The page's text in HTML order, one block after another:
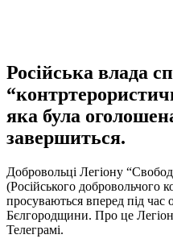
Російська влада
яка була
завершиться.
Добровольці Легіону
(Російського добровольчого
просуваються вперед під час
Бєлгородщини. Про це Легіон
Телеграмі.